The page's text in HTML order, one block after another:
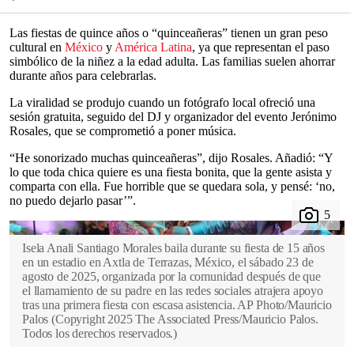
Las fiestas de quince años o “quinceañeras” tienen un gran peso
cultural en México y América Latina, ya que representan el paso
simbólico de la niñez a la edad adulta. Las familias suelen ahorrar
durante años para celebrarlas.
La viralidad se produjo cuando un fotógrafo local ofreció una
sesión gratuita, seguido del DJ y organizador del evento Jerónimo
Rosales, que se comprometió a poner música.
“He sonorizado muchas quinceañeras”, dijo Rosales. Añadió: “Y
lo que toda chica quiere es una fiesta bonita, que la gente asista y
comparta con ella. Fue horrible que se quedara sola, y pensé: ‘no,
no puedo dejarlo pasar’”.
Isela Anali Santiago Morales baila durante su fiesta de 15 años
en un estadio en Axtla de Terrazas, México, el sábado 23 de
agosto de 2025, organizada por la comunidad después de que
el llamamiento de su padre en las redes sociales atrajera apoyo
tras una primera fiesta con escasa asistencia. AP Photo/Mauricio
Palos (Copyright 2025 The Associated Press/Mauricio Palos.
Todos los derechos reservados.)